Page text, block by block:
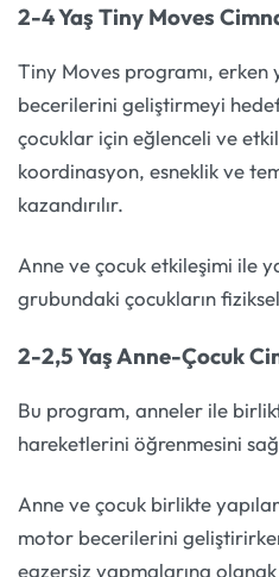
2-4 Yaş Tiny Moves
Tiny Moves programı, erken
becerilerini geliştirmeyi
çocuklar için eğlenceli ve
koordinasyon, esneklik ve
kazandırılır.
Anne ve çocuk etkileşimi ile
grubundaki çocukların
2-2,5 Yaş Anne-Çocuk
Bu program, anneler ile
hareketlerini öğrenmesini
Anne ve çocuk birlikte
motor becerilerini
egzersiz yapmalarına olanak